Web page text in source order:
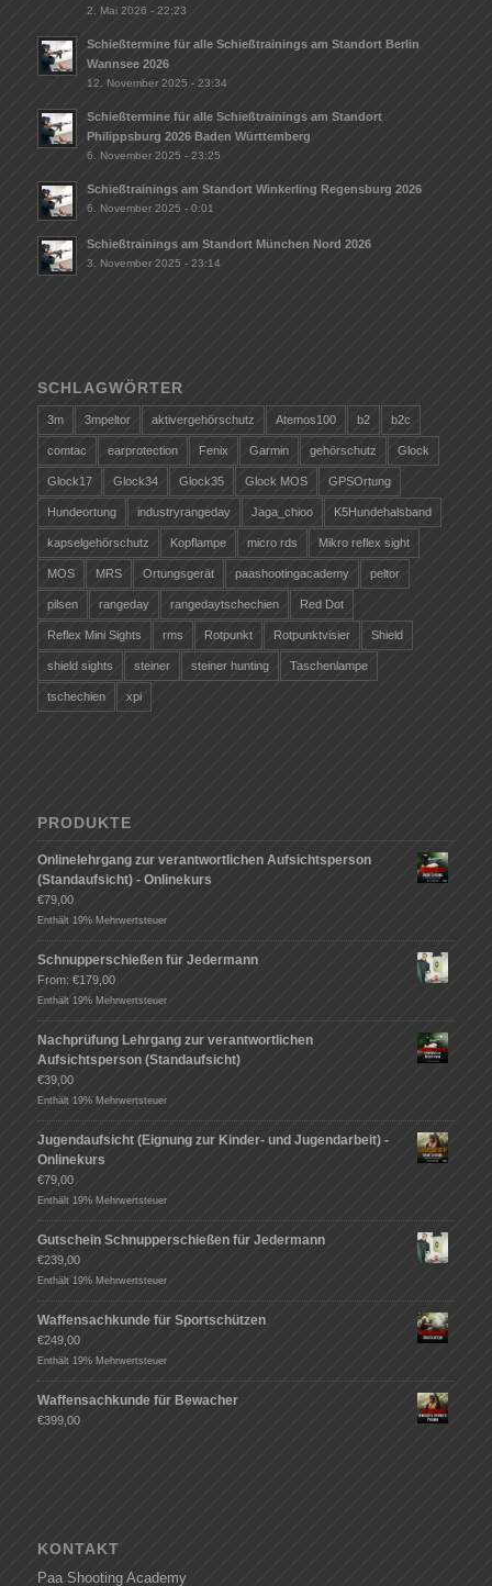
2. Mai 2026 - 22:23
Schießtermine für alle Schießtrainings am Standort Berlin
Wannsee 2026
12. November 2025 - 23:34
Schießtermine für alle Schießtrainings am Standort
Philippsburg 2026 Baden Württemberg
6. November 2025 - 23:25
Schießtrainings am Standort Winkerling Regensburg 2026
6. November 2025 - 0:01
Schießtrainings am Standort München Nord 2026
3. November 2025 - 23:14
SCHLAGWÖRTER
3m 3mpeltor aktivergehörschutz Atemos100 b2 b2c
comtac earprotection Fenix Garmin gehörschutz Glock
Glock17 Glock34 Glock35 Glock MOS GPSOrtung
Hundeortung industryrangeday Jaga_chioo K5Hundehalsband
kapselgehörschutz Kopflampe micro rds Mikro reflex sight
MOS MRS Ortungsgerät paashootingacademy peltor
pilsen rangeday rangedaytschechien Red Dot
Reflex Mini Sights rms Rotpunkt Rotpunktvisier Shield
shield sights steiner steiner hunting Taschenlampe
tschechien xpi
PRODUKTE
Onlinelehrgang zur verantwortlichen Aufsichtsperson
(Standaufsicht) - Onlinekurs
€79,00
Enthält 19% Mehrwertsteuer
Schnupperschießen für Jedermann
From: €179,00
Enthält 19% Mehrwertsteuer
Nachprüfung Lehrgang zur verantwortlichen
Aufsichtsperson (Standaufsicht)
€39,00
Enthält 19% Mehrwertsteuer
Jugendaufsicht (Eignung zur Kinder- und Jugendarbeit) -
Onlinekurs
€79,00
Enthält 19% Mehrwertsteuer
Gutschein Schnupperschießen für Jedermann
€239,00
Enthält 19% Mehrwertsteuer
Waffensachkunde für Sportschützen
€249,00
Enthält 19% Mehrwertsteuer
Waffensachkunde für Bewacher
€399,00
KONTAKT
Paa Shooting Academy